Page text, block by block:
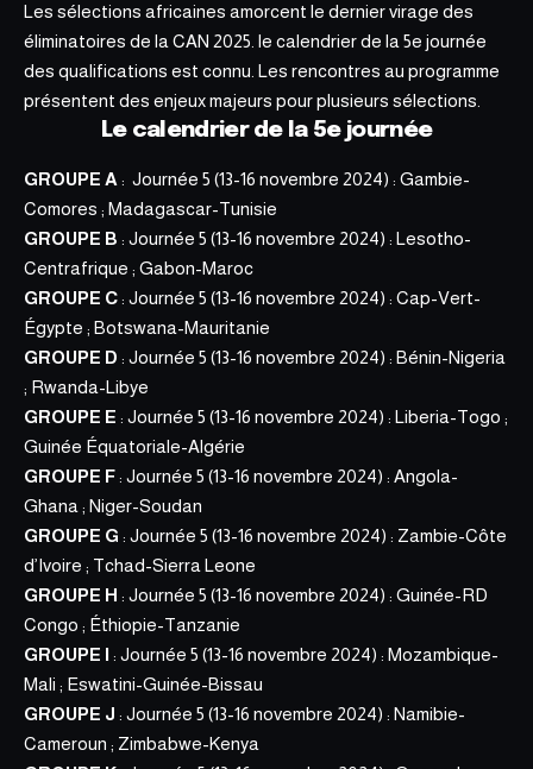
Les sélections africaines amorcent le dernier virage des
éliminatoires de la CAN 2025. le calendrier de la 5e journée
des qualifications est connu. Les rencontres au programme
présentent des enjeux majeurs pourplusieurs sélections
Le calendrier de la 5e journée
GROUPE A : Journée 5 (13-16 novembre 2024) : Gambie-
Comores ; Madagascar-Tunisie
GROUPE B : Journée 5 (13-16 novembre 2024) : Lesotho-
Centrafrique ; Gabon-Maroc
GROUPE C: Journée 5 (13-16 novembre 2024) : Cap-Vert-
Égypte ; Botswana-Mauritanie
GROUPE D : Journée 5 (13-16 novembre 2024) : Bénin-Nigeria
; Rwanda-Libye
GROUPE E : Journée 5 (13-16 novembre 2024) : Liberia-Togo ;
Guinée Équatoriale-Algérie
GROUPE F: Journée 5 (13-16 novembre 2024) : Angola-
Ghana ; Niger-Soudan
GROUPE G : Journée 5 (13-16 novembre 2024) : Zambie-Côte
d’Ivoire ; Tchad-Sierra Leone
GROUPE H : Journée 5 (13-16 novembre 2024) : Guinée-RD
Congo ; Éthiopie-Tanzanie
GROUPE I : Journée 5 (13-16 novembre 2024) : Mozambique-
Mali ; Eswatini-Guinée-Bissau
GROUPE J : Journée 5 (13-16 novembre 2024) : Namibie-
Cameroun ; Zimbabwe-Kenya